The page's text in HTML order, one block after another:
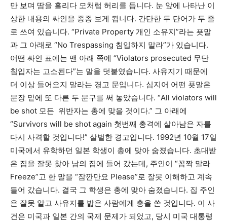
만 보며 땀을 흘리다 모처럼 허리를 듭니다. 눈 앞에 나타난 이
상한 내용의 싸인을 종종 보게 됩니다. 간단한 두 단어가 두 줄
로 쓰여 있습니다. “Private Property 개인 소유지”라는 푯말
과 그 아래로 “No Trespassing 침입하지 말라”가 있습니다.
어떤 싸인 표에는 맨 아래 쪽에 “Violators prosecuted 무단
침입자는 고소된다”는 말을 덧붙였습니다. 사유지기 때문에
더 이상 들어오지 말라는 경고 문입니다. 심지어 어떤 푯말은
문장 밑에 또 다른 두 문구를 써 놓았습니다. “All violators will
be shot 모든 위반자는 총에 맞을 것이다.” 그 아래에
“Survivors will be shot again 첫번째 총격에 살아남은 자를
다시 사격할 것입니다!” 살벌한 경고입니다. 1992년 10월 17일
미국에서 유학하던 일본 학생이 총에 맞아 숨졌습니다. 초대받
은 집을 잘못 찾아 남의 집에 들어 갔는데, 주인이 “꼼짝 말라
Freeze”고 한 말을 “잠깐만요 Please”로 잘못 이해하고 계속
들어 갔습니다. 결국 그 학생은 총에 맞아 숨졌습니다. 집 주인
은 잘못 알고 사유지를 밟은 사람에게 총을 쏜 것입니다. 이 사
건은 미국과 일본 간의 국제 문제가 되었고, 당시 미국 대통령